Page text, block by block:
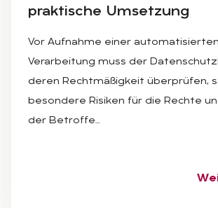
prak­ti­sche Um­set­zung
Vor Aufnahme einer automatisierten
Verarbeitung muss der
deren Rechtmäßigkeit überprüfen,
besondere Risiken für die Rechte
der Betroffe…